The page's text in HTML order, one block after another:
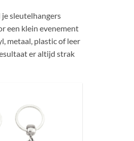
sleutelhangers
een klein evenement
metaal, plastic of leer
er altijd strak